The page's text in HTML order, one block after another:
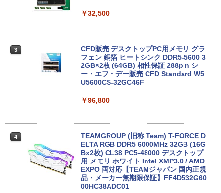
￥3,300
Claude 最強のAI自動化術 (AI仕事術シリ
Microsoft 365 Copilot活用大全
￥2,750
ネラリスト問題集 第3版
￥2,750
Claude仕事術 仕事時間は1/100に成果は
￥2,090
実践Claude Code入門―現場で活用する
ためのAIコーディングの思考法
G TRIO OC WHITE グラフィックスボー
ド VD9040
￥191,717
￥69,900
MSI GeForce RTX 5080 16G GAMING
TRIO OC グラフィックスカード VD8975
￥32,500
3
CFD販売 デスクトップPC用メモリ グラ
フェン 銅箔 ヒートシンク DDR5-5600 3
2GB×2枚 (64GB) 相性保証 288pin シ
ー・エフ・デー販売 CFD Standard W5
U5600CS-32GC46F
￥96,800
4
TEAMGROUP (旧称 Team) T-FORCE D
ELTA RGB DDR5 6000MHz 32GB (16G
Bx2枚) CL38 PC5-48000 デスクトップ
用 メモリ ホワイト Intel XMP3.0 / AMD
EXPO 両対応【TEAMジャパン 国内正規
品・メーカー無期限保証】FF4D532G60
00HC38ADC01